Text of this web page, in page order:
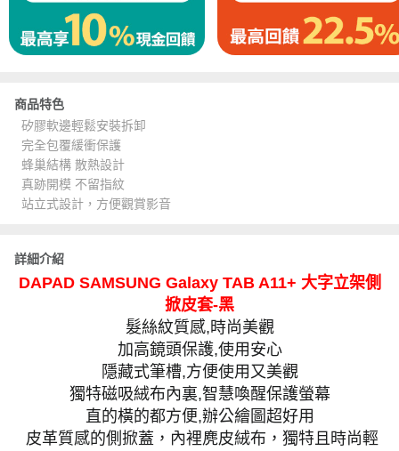
商品特色
矽膠軟邊輕鬆安裝拆卸
完全包覆緩衝保護
蜂巢結構 散熱設計
真跡開模 不留指紋
站立式設計，方便觀賞影音
詳細介紹
DAPAD SAMSUNG Galaxy TAB A11+ 大字立架側
掀皮套-黑
髮絲紋質感,時尚美觀
加高鏡頭保護,使用安心
隱藏式筆槽,方便使用又美觀
獨特磁吸絨布內裏,智慧喚醒保護螢幕
直的橫的都方便,辦公繪圖超好用
皮革質感的側掀蓋，內裡麂皮絨布，獨特且時尚輕